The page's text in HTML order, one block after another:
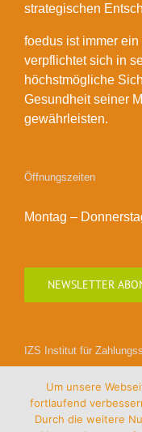
strategischen
foedus ist immer
verpflichtet sich in
höchstmögliche
Gesundheit seiner
gewährleisten.
Öffnungszeiten
Montag –
NEWSLETTER
IZS Institut für
Um unsere
fortlaufend
Durch die weitere